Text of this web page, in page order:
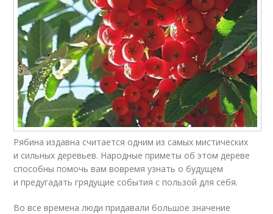
Рябина издавна считается одним из самых мистических
и сильных деревьев. Народные приметы об этом дереве
способны помочь вам вовремя узнать о будущем
и предугадать грядущие события с пользой для себя.
Во все времена люди придавали большое значение